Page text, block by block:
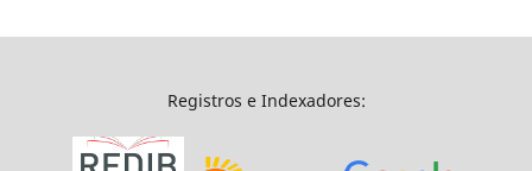
Registros e Indexadores: